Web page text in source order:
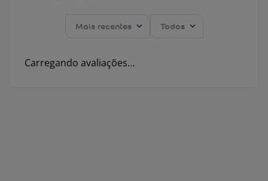
Mais recentes Todos
Carregando avaliações…